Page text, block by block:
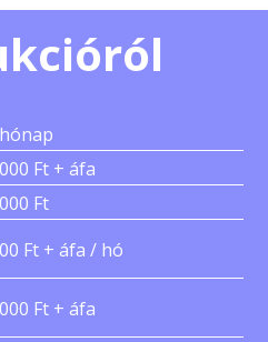
Ft + áfa
Ft
Ft + áfa / hó
Ft + áfa